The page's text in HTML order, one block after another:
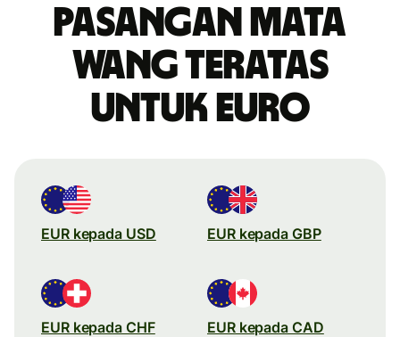
Pasangan mata
wang teratas
untuk Euro
EUR kepada USD EUR kepada GBP
EUR kepada CHF EUR kepada CAD